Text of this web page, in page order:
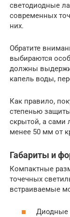
светодиодные
современных
них.
Обратите
выбираются
должны
капель воды,
Как правило,
степенью
скрытой, а сами
менее 50 мм от
Габариты и
Компактные
точечных
встраиваемые
Диодные